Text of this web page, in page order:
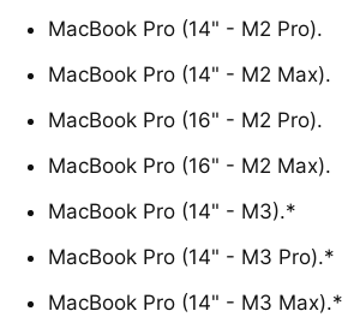
MacBook Pro (14" - M2 Pro).
MacBook Pro (14" - M2 Max).
MacBook Pro (16" - M2 Pro).
MacBook Pro (16" - M2 Max).
MacBook Pro (14" - M3).*
MacBook Pro (14" - M3 Pro).*
MacBook Pro (14" - M3 Max).*